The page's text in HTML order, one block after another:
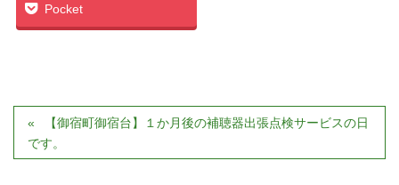
Pocket
【御宿町御宿台】１か月後の補聴器出張点検サービスの日
です。